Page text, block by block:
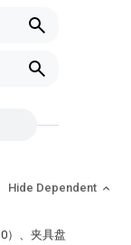
Hide Dependent
）、夹具盘